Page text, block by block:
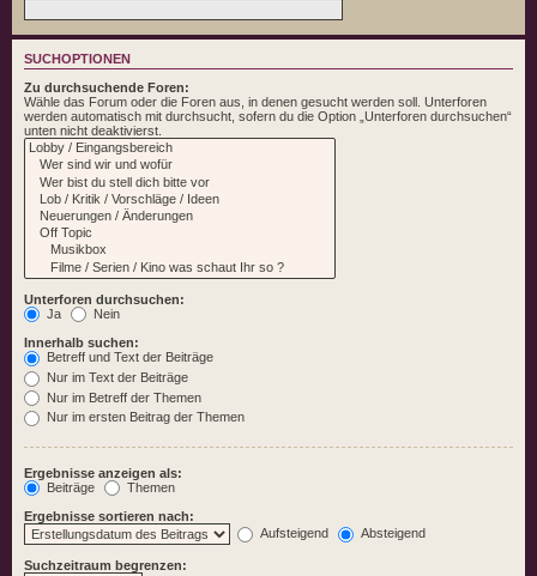
SUCHOPTIONEN
Zu durchsuchende Foren:
Wähle das Forum oder die Foren aus, in denen gesucht werden soll. Unterforen
werden automatisch mit durchsucht, sofern du die Option „Unterforen durchsuchen“
unten nicht deaktivierst.
Unterforen durchsuchen:
Ja
Nein
Innerhalb suchen:
Betreff und Text der Beiträge
Nur im Text der Beiträge
Nur im Betreff der Themen
Nur im ersten Beitrag der Themen
Ergebnisse anzeigen als:
Beiträge
Themen
Ergebnisse sortieren nach:
Aufsteigend
Absteigend
Suchzeitraum begrenzen: